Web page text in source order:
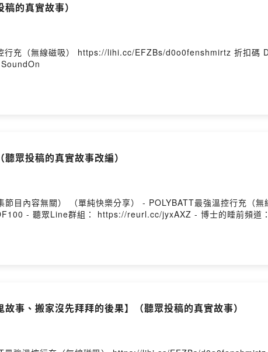
的真實故事）
行充（無線磁吸） https://lihi.cc/EFZBs/d0o0fenshmirtz 折扣碼
眾投稿的真實故事改編）
目內容無關） （單純快樂分享） - POLYBATT最強溫控行充（無
- 聽眾Line群組： https://reurl.cc/jyxAXZ - 博士的睡前頻
事、搬家沒先拜拜的後果】（聽眾投稿的真實故事）